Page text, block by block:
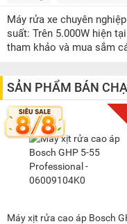
5 triệu - 8 triệu (11)
8 triệu - 10 triệu
(4)
15 triệu - 20 triệu (15)
20 triệu - 25 triệu
(1)
25 triệu - 30 triệu
40 triệu - 50 triệu (1)
50 triệu - 100 triệu
Máy rửa xe chuyên
suất: Trên 5.000W hiện
tham khảo và mua sắm
SẢN PHẨM BÁN
Máy xịt rửa cao áp Bosch